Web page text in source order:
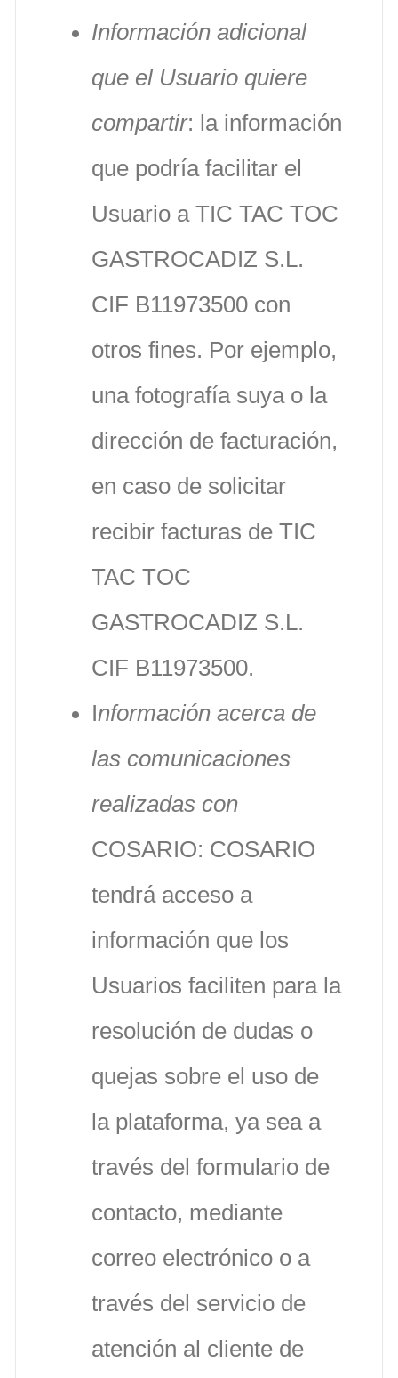
Información adicional
que el Usuario quiere
compartir: la información
que podría facilitar el
Usuario a TIC TAC TOC
GASTROCADIZ S.L.
CIF B11973500 con
otros fines. Por ejemplo,
una fotografía suya o la
dirección de facturación,
en caso de solicitar
recibir facturas de TIC
TAC TOC
GASTROCADIZ S.L.
CIF B11973500.
Información acerca de
las comunicaciones
realizadas con
COSARIO: COSARIO
tendrá acceso a
información que los
Usuarios faciliten para la
resolución de dudas o
quejas sobre el uso de
la plataforma, ya sea a
través del formulario de
contacto, mediante
correo electrónico o a
través del servicio de
atención al cliente de